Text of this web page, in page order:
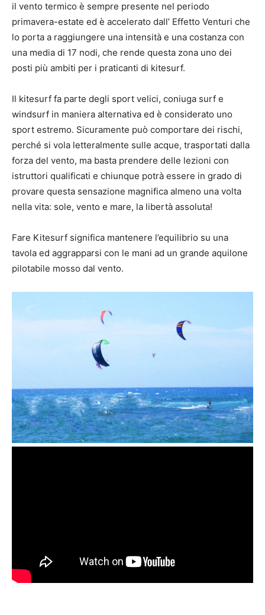
il vento termico è sempre presente nel periodo
primavera-estate ed è accelerato dall’ Effetto Venturi che
lo porta a raggiungere una intensità e una costanza con
una media di 17 nodi, che rende questa zona uno dei
posti più ambiti per i praticanti di kitesurf.
Il kitesurf fa parte degli sport velici, coniuga surf e
windsurf in maniera alternativa ed è considerato uno
sport estremo. Sicuramente può comportare dei rischi,
perché si vola letteralmente sulle acque, trasportati dalla
forza del vento, ma basta prendere delle lezioni con
istruttori qualificati e chiunque potrà essere in grado di
provare questa sensazione magnifica almeno una volta
nella vita: sole, vento e mare, la libertà assoluta!
Fare Kitesurf significa mantenere l’equilibrio su una
tavola ed aggrapparsi con le mani ad un grande aquilone
pilotabile mosso dal vento.